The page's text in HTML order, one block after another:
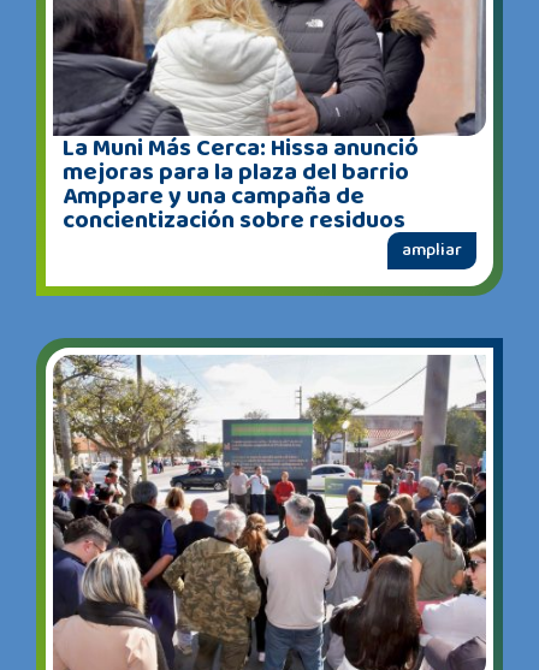
La Muni Más Cerca: Hissa anunció
mejoras para la plaza del barrio
Amppare y una campaña de
concientización sobre residuos
ampliar